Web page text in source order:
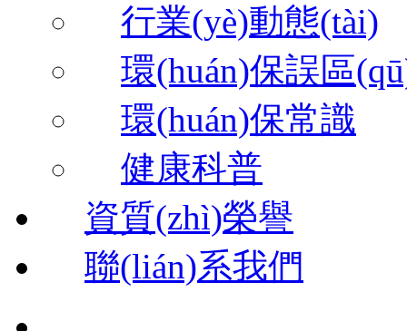
行業(yè)動態(tài)
環(huán)保誤區
環(huán)保常識
健康科普
資質(zhì)榮譽
聯(lián)系我們